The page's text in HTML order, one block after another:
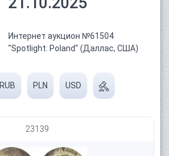
Интернет аукцион №61504
"Spotlight: Poland" (Даллас, США)
RUB PLN USD
23139